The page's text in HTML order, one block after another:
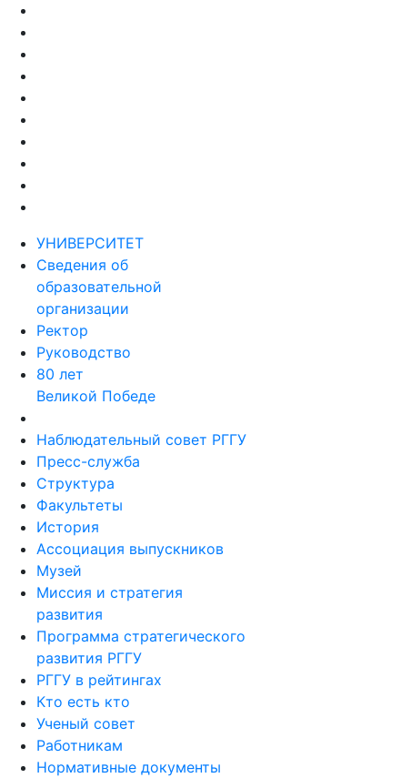
УНИВЕРСИТЕТ
Сведения об
образовательной
организации
Ректор
Руководство
80 лет
Великой Победе
Наблюдательный совет РГГУ
Пресс-служба
Структура
Факультеты
История
Ассоциация выпускников
Музей
Миссия и стратегия
развития
Программа стратегического
развития РГГУ
РГГУ в рейтингах
Кто есть кто
Ученый совет
Работникам
Нормативные документы